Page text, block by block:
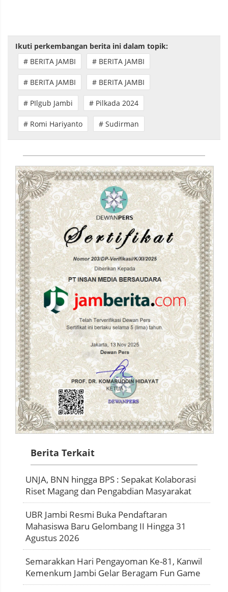
Ikuti perkembangan berita ini dalam topik:
# BERITA JAMBI
# BERITA JAMBI
# BERITA JAMBI # BERITA JAMBI
# PIlgub Jambi # Pilkada 2024
# Romi Hariyanto # Sudirman
Berita Terkait
UNJA, BNN hingga BPS : Sepakat Kolaborasi
Riset Magang dan Pengabdian Masyarakat
UBR Jambi Resmi Buka Pendaftaran
Mahasiswa Baru Gelombang II Hingga 31
Agustus 2026
Semarakkan Hari Pengayoman Ke-81, Kanwil
Kemenkum Jambi Gelar Beragam Fun Game